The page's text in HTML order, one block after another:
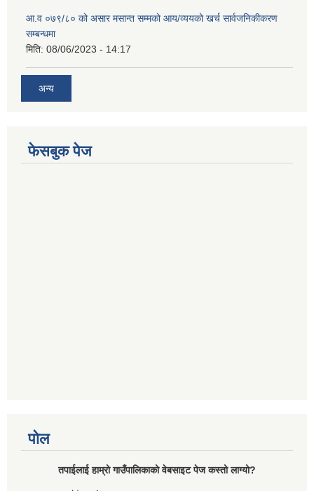
आ.व ०७९/८० को असार मसान्त सम्मको आय/व्ययको खर्च सार्वजनिकीकरण
सम्बन्धमा
मिति: 08/06/2023 - 14:17
अन्य
फेसबुक पेज
पोल
तपाईलाई हाम्रो गाउँपालिकाको वेबसाइट पेज कस्तो लाग्यो?